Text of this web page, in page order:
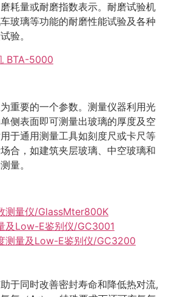
耗量或耐磨指数表示。耐磨试验机
玻璃等功能的耐磨性能试验及各种
验。
BTA-5000
重要的一个参数。测量仪器利用光
侧表面即可测量出玻璃的厚度及空
于通用测量工具如刻度尺或卡尺等
合，如建筑夹层玻璃、中空玻璃和
量。
测量仪/GlassMter800K
及Low-E鉴别仪/GC3001
测量及Low-E鉴别仪/GC3200
于同时改善密封寿命和降低热对流,